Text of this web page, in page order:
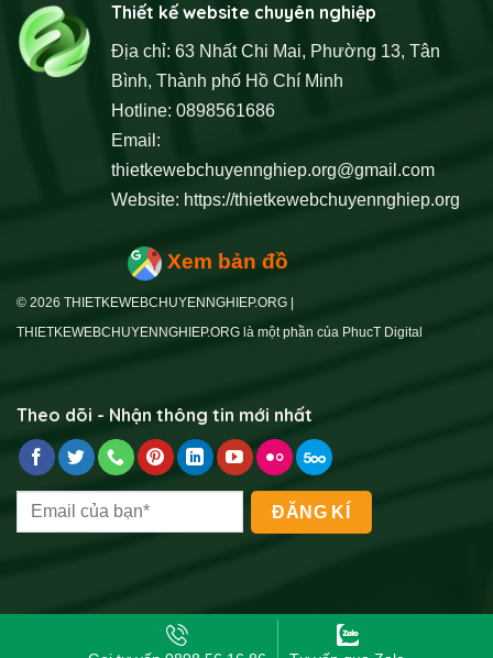
Thiết kế website chuyên nghiệp
Địa chỉ: 63 Nhất Chi Mai, Phường 13, Tân
Bình, Thành phố Hồ Chí Minh
Hotline: 0898561686
Email:
thietkewebchuyennghiep.org@gmail.com
Website: https://thietkewebchuyennghiep.org
Xem bản đồ
© 2026 THIETKEWEBCHUYENNGHIEP.ORG |
THIETKEWEBCHUYENNGHIEP.ORG là một phần của PhucT Digital
Theo dõi - Nhận thông tin mới nhất